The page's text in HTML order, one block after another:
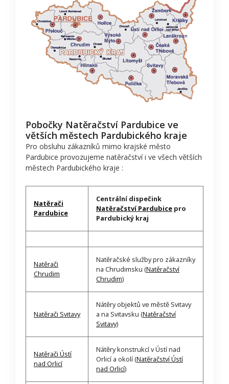
Pobočky Natěračství Pardubice ve
větších městech Pardubického kraje
Pro obsluhu zákazníků mimo krajské město
Pardubice provozujeme natěračství i ve všech větších
městech Pardubického kraje :
Natěrači
Pardubice
Centrální dispečink
Natěračství Pardubice pro
Pardubický kraj
Natěrači
Chrudim
Natěračské služby pro zákazníky
na Chrudimsku (Natěračství
Chrudim)
Natěrači Svitavy
Nátěry objektů ve městě Svitavy
a na Svitavsku (Natěračství
Svitavy)
Natěrači Ústí
nad Orlicí
Nátěry konstrukcí v Ústí nad
Orlicí a okolí (Natěračství Ústí
nad Orlicí)